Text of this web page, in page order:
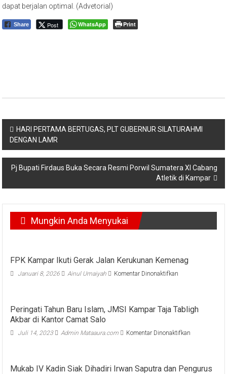
dapat berjalan optimal. (Advetorial)
Share Post WhatsApp Print
Navigasi
pos
HARI PERTAMA BERTUGAS, PLT GUBERNUR SILATURAHMI
DENGAN LAMR
Pj Bupati Firdaus Buka Secara Resmi Porwil Sumatera XI Cabang
Atletik di Kampar
Mungkin Anda Menyukai
FPK Kampar Ikuti Gerak Jalan Kerukunan Kemenag
Januari 8, 2026 Ainul Umaiyah Komentar Dinonaktifkan
Gerak
Kemenag
Peringati Tahun Baru Islam, JMSI Kampar Taja Tabligh
Akbar di Kantor Camat Salo
Juli 14, 2023 Admin Mataaura.com Komentar Dinonaktifkan
Islam,
Mukab IV Kadin Siak Dihadiri Irwan Saputra dan Pengurus